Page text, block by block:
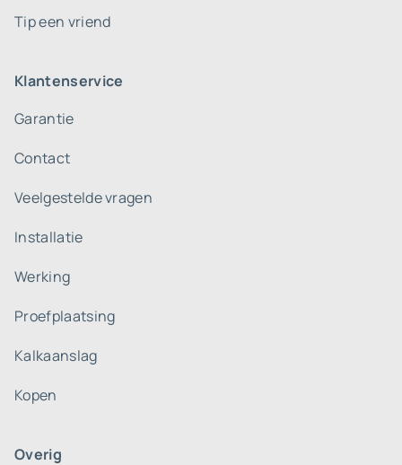
Tip een vriend
Klantenservice
Garantie
Contact
Veelgestelde vragen
Installatie
Werking
Proefplaatsing
Kalkaanslag
Kopen
Overig